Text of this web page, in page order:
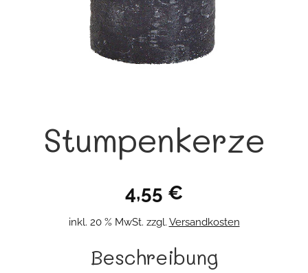
Stumpenkerze
4,55 €
inkl. 20 % MwSt. zzgl. Versandkosten
Beschreibung